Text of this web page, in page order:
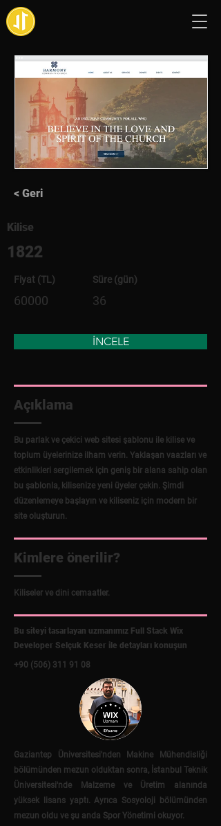
< Geri
Kilise
1822
Fiyat (TL)
60000
Süre (gün)
36
İNCELE
Açıklama
Bu parlak ve çekici web sitesi şablonu ile kilise ve
toplum üyelerinize ilham verin. Yaklaşan vaazları ve
etkinlikleri sergilemek için geniş bir alana sahip olan
bu şablonla, kilisenize yeni üyeler çekin. Şimdi
düzenlemeye başlayın ve kiliseniz için modern bir
site oluşturun.
Kimlere önerilir?
Kiliseler ve dini cemaatler.
Bu siteyi tasarlayan uzmanımız Full Stack Wix
Developer Selçuk Keser ile detayları konuşun
+90 (506) 311 91 08
Gaziantep Üniversitesi'nden Makine Mühendisliği
bölümünden mezun olduktan sonra, İstanbul Teknik
Üniversitesi'nde Malzeme ve Üretim alanında
yüksek lisans yaptı. Ayrıca Sosyoloji bölümünden
mezun oldu ve şu anda Spor Yönetimi okuyor.